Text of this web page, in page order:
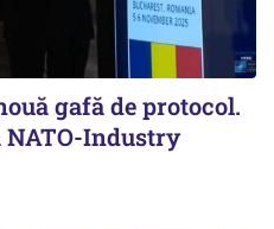
gafă de protocol.
Industry